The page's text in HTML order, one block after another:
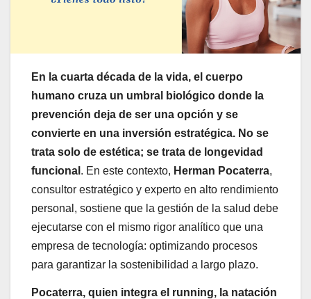
En la cuarta década de la vida, el cuerpo
humano cruza un umbral biológico donde la
prevención deja de ser una opción y se
convierte en una inversión estratégica. No se
trata solo de estética; se trata de longevidad
funcional . En este contexto, Herman Pocaterra,
consultor estratégico y experto en alto rendimiento
personal, sostiene que la gestión de la salud debe
ejecutarse con el mismo rigor analítico que una
empresa de tecnología: optimizando procesos
para garantizar la sostenibilidad a largo plazo.
Pocaterra, quien integra el running, la natación